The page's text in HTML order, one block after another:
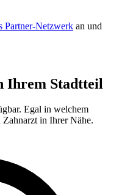
Partner-Netzwerk an und
Ihrem Stadtteil
Egal in welchem
in Ihrer Nähe.